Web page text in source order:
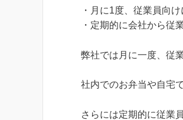
・月に1度、従業員向
・定期的に会社から従
弊社では月に一度、従
社内でのお弁当や自宅
さらには定期的に従業